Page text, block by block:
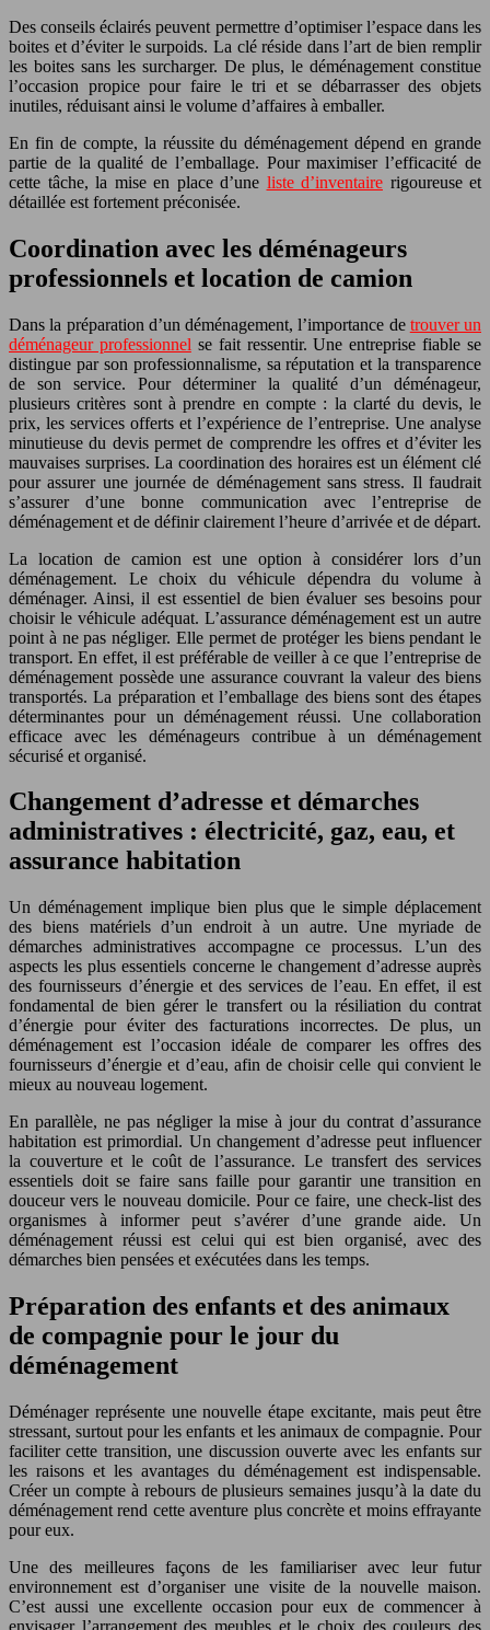
Des conseils éclairés peuvent permettre d’optimiser l’espace dans les
boites et d’éviter le surpoids. La clé réside dans l’art de bien remplir
les boites sans les surcharger. De plus, le déménagement constitue
l’occasion propice pour faire le tri et se débarrasser des objets
inutiles, réduisant ainsi le volume d’affaires à emballer.
En fin de compte, la réussite du déménagement dépend en grande
partie de la qualité de l’emballage. Pour maximiser l’efficacité de
cette tâche, la mise en place d’une liste d’inventaire rigoureuse et
détaillée est fortement préconisée.
Coordination avec les déménageurs
professionnels et location de camion
Dans la préparation d’un déménagement, l’importance de trouver un
déménageur professionnel se fait ressentir. Une entreprise fiable se
distingue par son professionnalisme, sa réputation et la transparence
de son service. Pour déterminer la qualité d’un déménageur,
plusieurs critères sont à prendre en compte : la clarté du devis, le
prix, les services offerts et l’expérience de l’entreprise. Une analyse
minutieuse du devis permet de comprendre les offres et d’éviter les
mauvaises surprises. La coordination des horaires est un élément clé
pour assurer une journée de déménagement sans stress. Il faudrait
s’assurer d’une bonne communication avec l’entreprise de
déménagement et de définir clairement l’heure d’arrivée et de départ.
La location de camion est une option à considérer lors d’un
déménagement. Le choix du véhicule dépendra du volume à
déménager. Ainsi, il est essentiel de bien évaluer ses besoins pour
choisir le véhicule adéquat. L’assurance déménagement est un autre
point à ne pas négliger. Elle permet de protéger les biens pendant le
transport. En effet, il est préférable de veiller à ce que l’entreprise de
déménagement possède une assurance couvrant la valeur des biens
transportés. La préparation et l’emballage des biens sont des étapes
déterminantes pour un déménagement réussi. Une collaboration
efficace avec les déménageurs contribue à un déménagement
sécurisé et organisé.
Changement d’adresse et démarches
administratives : électricité, gaz, eau, et
assurance habitation
Un déménagement implique bien plus que le simple déplacement
des biens matériels d’un endroit à un autre. Une myriade de
démarches administratives accompagne ce processus. L’un des
aspects les plus essentiels concerne le changement d’adresse auprès
des fournisseurs d’énergie et des services de l’eau. En effet, il est
fondamental de bien gérer le transfert ou la résiliation du contrat
d’énergie pour éviter des facturations incorrectes. De plus, un
déménagement est l’occasion idéale de comparer les offres des
fournisseurs d’énergie et d’eau, afin de choisir celle qui convient le
mieux au nouveau logement.
En parallèle, ne pas négliger la mise à jour du contrat d’assurance
habitation est primordial. Un changement d’adresse peut influencer
la couverture et le coût de l’assurance. Le transfert des services
essentiels doit se faire sans faille pour garantir une transition en
douceur vers le nouveau domicile. Pour ce faire, une check-list des
organismes à informer peut s’avérer d’une grande aide. Un
déménagement réussi est celui qui est bien organisé, avec des
démarches bien pensées et exécutées dans les temps.
Préparation des enfants et des animaux
de compagnie pour le jour du
déménagement
Déménager représente une nouvelle étape excitante, mais peut être
stressant, surtout pour les enfants et les animaux de compagnie. Pour
faciliter cette transition, une discussion ouverte avec les enfants sur
les raisons et les avantages du déménagement est indispensable.
Créer un compte à rebours de plusieurs semaines jusqu’à la date du
déménagement rend cette aventure plus concrète et moins effrayante
pour eux.
Une des meilleures façons de les familiariser avec leur futur
environnement est d’organiser une visite de la nouvelle maison.
C’est aussi une excellente occasion pour eux de commencer à